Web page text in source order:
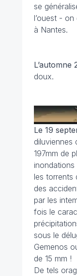
se
l’ouest -
à Nantes.
L’automne
doux.
Le 19
diluviennes
197mm de
les torrents
des
par les
fois le
sous le
Gemenos
de 15 mm !
De tels